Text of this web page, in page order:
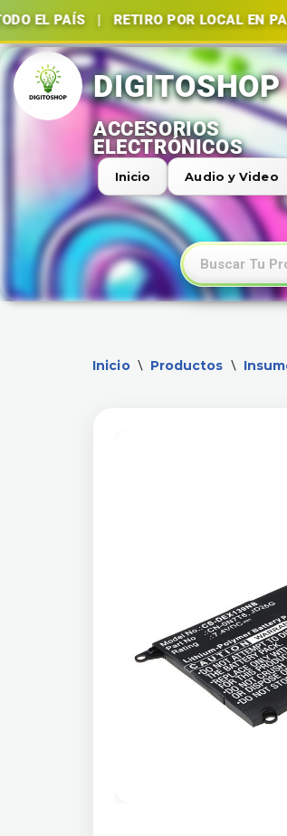
RETIRO POR LOCAL EN PARAGUAY
Ir
al
contenido
Inicio Audio y Video
Inicio \ Productos \